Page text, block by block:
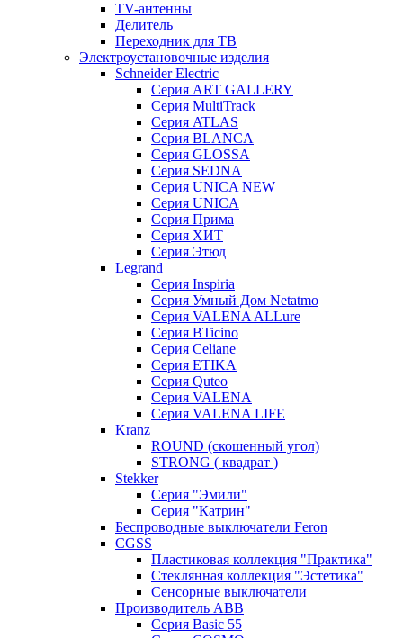
TV-антенны
Делитель
Переходник для ТВ
Электроустановочные изделия
Schneider Electric
Серия ART GALLERY
Серия MultiTrack
Серия ATLAS
Серия BLANCA
Серия GLOSSA
Серия SEDNA
Серия UNICA NEW
Серия UNICA
Серия Прима
Серия ХИТ
Серия Этюд
Legrand
Серия Inspiria
Серия Умный Дом Netatmo
Серия VALENA ALLure
Серия BTicino
Серия Celiane
Серия ETIKA
Серия Quteo
Серия VALENA
Серия VALENA LIFE
Kranz
ROUND (скошенный угол)
STRONG ( квадрат )
Stekker
Серия "Эмили"
Серия "Катрин"
Беспроводные выключатели Feron
CGSS
Пластиковая коллекция "Практика"
Стеклянная коллекция "Эстетика"
Сенсорные выключатели
Производитель ABB
Серия Basic 55